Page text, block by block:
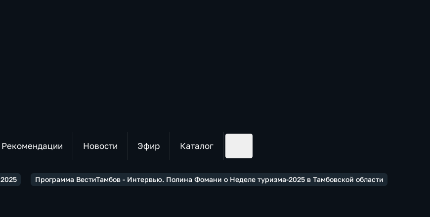
Рекомендации Новости Эфир Каталог
2025 Программа ВестиТамбов - Интервью. Полина Фомани о Неделе туризма-2025 в Тамбовской области